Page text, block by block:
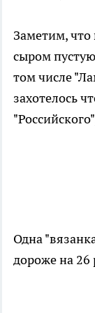
Заметим,
сыром
том числе
захотелось
Одна
дороже на 26